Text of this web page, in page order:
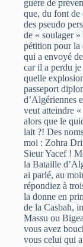
guère de
que, du font de
des pseudo
de « soulager
pétition pour la
qui a envoyé
car il a perdu je
quelle
passeport
d’Algériennes
veut atteindre
alors que le
lait ?! Des
moi : Zohra
Sieur Yacef !
la Bataille
ai parlé, au
répondiez à
la donne en
de la Casbah,
Massu ou
vous avez
vous celui qui